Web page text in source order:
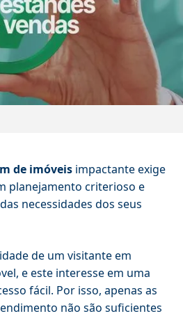
de imóveis impactante exige
planejamento criterioso e
necessidades dos seus
de um visitante em
e este interesse em uma
fácil. Por isso, apenas as
não são suficientes